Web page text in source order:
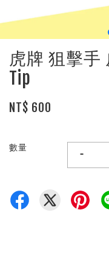
虎牌 狙擊手
Tip
NT$ 600
數量
-